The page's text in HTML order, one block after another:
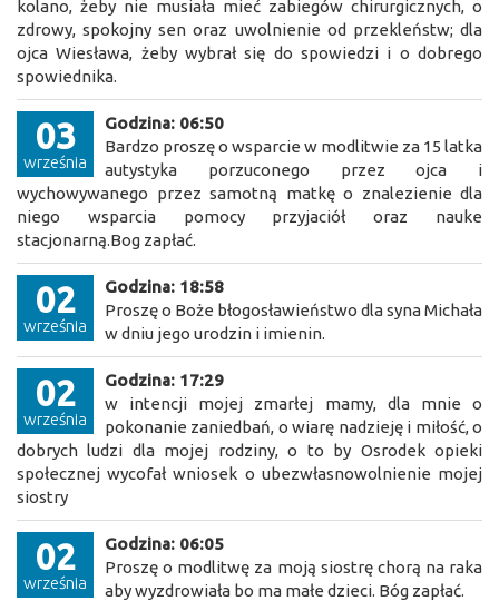
kolano, żeby nie musiała mieć zabiegów chirurgicznych, o
zdrowy, spokojny sen oraz uwolnienie od przekleństw; dla
ojca Wiesława, żeby wybrał się do spowiedzi i o dobrego
spowiednika.
03
września
Godzina: 06:50
Bardzo proszę o wsparcie w modlitwie za 15 latka
autystyka porzuconego przez ojca i
wychowywanego przez samotną matkę o znalezienie dla
niego wsparcia pomocy przyjaciół oraz nauke
stacjonarną.Bog zapłać.
02
września
Godzina: 18:58
Proszę o Boże błogosławieństwo dla syna Michała
w dniu jego urodzin i imienin.
02
września
Godzina: 17:29
w intencji mojej zmarłej mamy, dla mnie o
pokonanie zaniedbań, o wiarę nadzieję i miłość, o
dobrych ludzi dla mojej rodziny, o to by Osrodek opieki
społecznej wycofał wniosek o ubezwłasnowolnienie mojej
siostry
02
września
Godzina: 06:05
Proszę o modlitwę za moją siostrę chorą na raka
aby wyzdrowiała bo ma małe dzieci. Bóg zapłać.